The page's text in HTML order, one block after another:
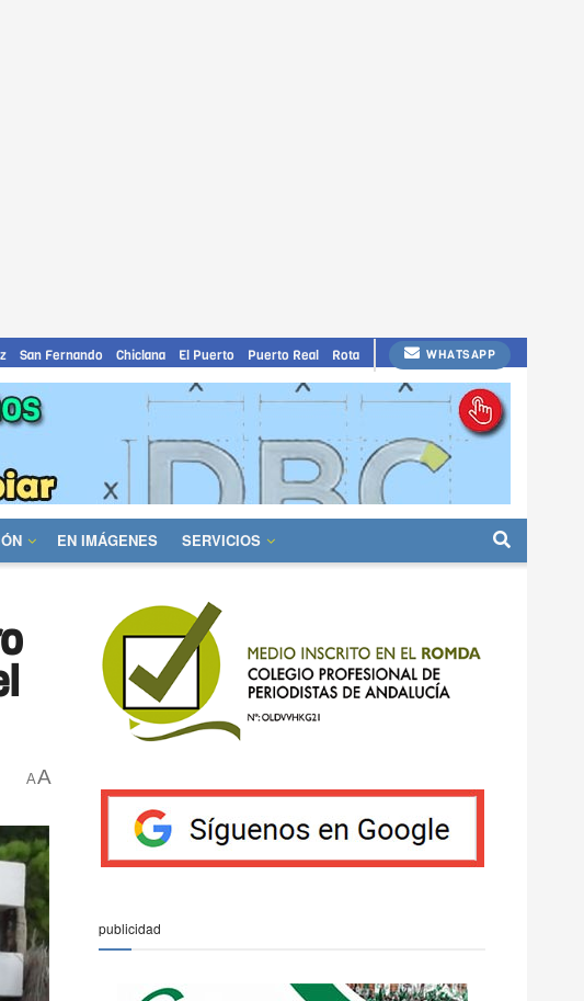
San Fernando Chiclana El Puerto Puerto Real Rota WHATSAPP
EN IMÁGENES SERVICIOS
AA
publicidad